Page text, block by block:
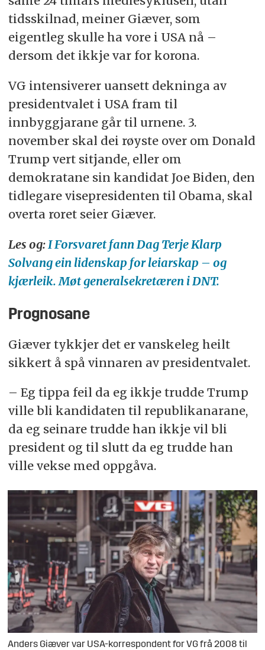
tidsskilnad, meiner Giæver, som
eigentleg skulle ha vore i USA nå –
dersom det ikkje var for korona.
VG intensiverer uansett dekninga av
presidentvalet i USA fram til
innbyggjarane går til urnene. 3.
november skal dei røyste over om Donald
Trump vert sitjande, eller om
demokratane sin kandidat Joe Biden, den
tidlegare visepresidenten til Obama, skal
overta roret seier Giæver.
Les og:I Forsvaret fann Dag Terje Klarp
Solvang ein lidenskap for leiarskap – og
kjærleik. Møt generalsekretæren i DNT.
Prognosane
Giæver tykkjer det er vanskeleg heilt
sikkert å spå vinnaren av presidentvalet.
– Eg tippa feil da eg ikkje trudde Trump
ville bli kandidaten til republikanarane,
da eg seinare trudde han ikkje vil bli
president og til slutt da eg trudde han
ville vekse med oppgåva.
Anders Giæver var USA-korrespondent for VG frå 2008 til